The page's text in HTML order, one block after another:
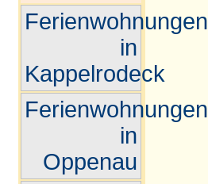
Ferienwohnungen
in
Kappelrodeck
Ferienwohnungen
in
Oppenau